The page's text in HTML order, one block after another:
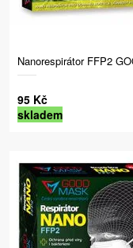
Nanorespirátor FFP2
95 Kč
skladem